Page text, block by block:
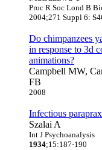
Proc R Soc Lond B
2004;271 Suppl 6:
Do chimpanzees
in response to 3d
animations?
Campbell MW,
FB
2008
Infectious
Szalai A
Int J Psychoanalysis
1934;15:187-190